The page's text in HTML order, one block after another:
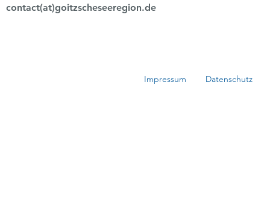
contact(at)goitzscheseeregion.de
Impressum Datenschutz